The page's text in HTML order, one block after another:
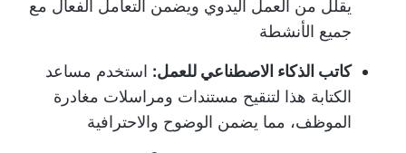
يقلل من العمل اليدوي ويضمن التعامل الفعال مع
جميع الأنشطة
كاتب الذكاء الاصطناعي للعمل: استخدم مساعد
الكتابة هذا لتنقيح مستندات ومراسلات مغادرة
الموظف، مما يضمن الوضوح والاحترافية